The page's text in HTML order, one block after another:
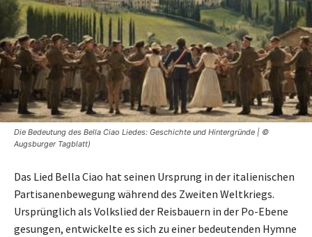
Die Bedeutung des Bella Ciao Liedes: Geschichte und Hintergründe | ©
Augsburger Tagblatt)
Das Lied Bella Ciao hat seinen Ursprung in der italienischen
Partisanenbewegung während des Zweiten Weltkriegs.
Ursprünglich als Volkslied der Reisbauern in der Po-Ebene
gesungen, entwickelte es sich zu einer bedeutenden Hymne